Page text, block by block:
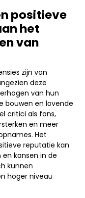
positieve
het
van
zijn van
deze
van hun
bouwen en lovende
critici als fans,
en meer
Het
reputatie kan
kansen in de
kunnen
hoger niveau